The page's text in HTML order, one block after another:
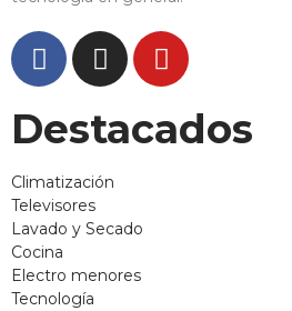
Destacados
Climatización
Televisores
Lavado y Secado
Cocina
Electro menores
Tecnología